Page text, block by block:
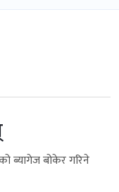
ब्यागेज बोकेर गरिने